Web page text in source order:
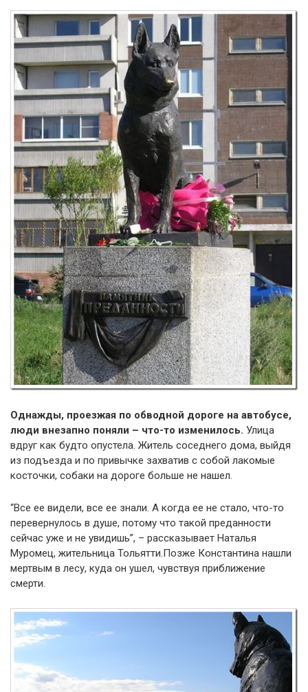
Однажды, проезжая по обводной дороге на автобусе,
люди внезапно поняли – что-то изменилось. Улица
вдруг как будто опустела. Житель соседнего дома, выйдя
из подъезда и по привычке захватив с собой лакомые
косточки, собаки на дороге больше не нашел.
“Все ее видели, все ее знали. А когда ее не стало, что-то
перевернулось в душе, потому что такой преданности
сейчас уже и не увидишь”, – рассказывает Наталья
Муромец, жительница Тольятти.Позже Константина нашли
мертвым в лесу, куда он ушел, чувствуя приближение
смерти.